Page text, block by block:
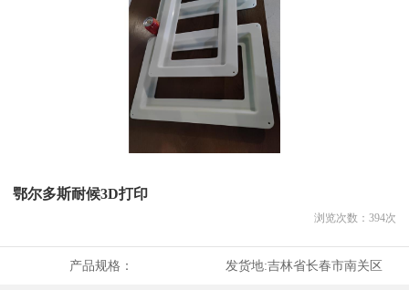
鄂尔多斯耐候3D打印
浏览次数： 394次
产品规格： 发货地:吉林省长春市南关区